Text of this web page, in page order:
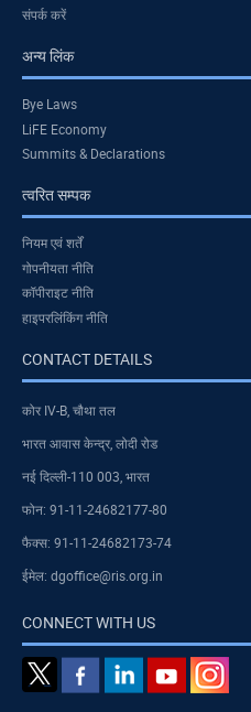
संपर्क करें
अन्य लिंक
Bye Laws
LiFE Economy
Summits & Declarations
त्वरित सम्पक
नियम एवं शर्तें
गोपनीयता नीति
कॉपीराइट नीति
हाइपरलिंकिंग नीति
CONTACT DETAILS
कोर IV-B, चौथा तल
भारत आवास केन्द्र, लोदी रोड
नई दिल्ली-110 003, भारत
फोन: 91-11-24682177-80
फैक्स: 91-11-24682173-74
ईमेल: dgoffice@ris.org.in
CONNECT WITH US